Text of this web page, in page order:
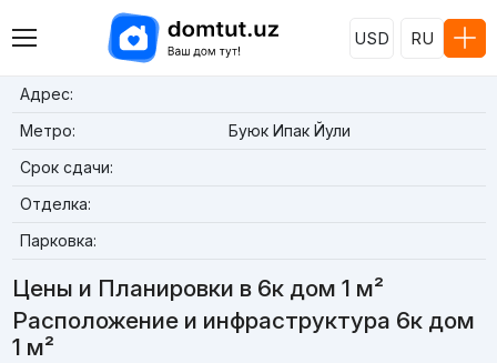
USD RU
Адрес:
Метро:
Буюк Ипак Йули
Срок сдачи:
Отделка:
Парковка:
Цены и Планировки в 6к дом 1 м²
Расположение и инфраструктура 6к дом
1 м²